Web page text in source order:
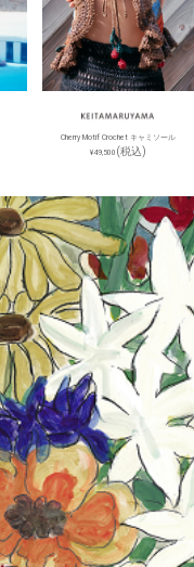
Cherry Motif Crochet キャミソール
¥49,500 (税込)